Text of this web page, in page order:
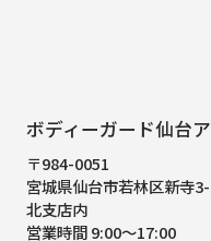
ボディーガード仙台
〒984-0051
宮城県仙台市若林区新寺
北支店内
営業時間 9:00～17:00